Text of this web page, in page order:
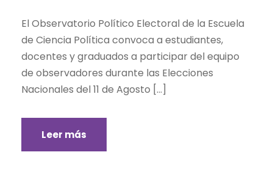
El Observatorio Político Electoral de la Escuela
de Ciencia Política convoca a estudiantes,
docentes y graduados a participar del equipo
de observadores durante las Elecciones
Nacionales del 11 de Agosto […]
Leer más